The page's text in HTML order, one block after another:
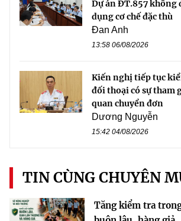
Dự án ĐT.857 không
dụng cơ chế đặc thù
Đan Anh
13:58 06/08/2026
Kiến nghị tiếp tục
đối thoại có sự tham
quan chuyển đơn
Dương Nguyễn
15:42 04/08/2026
TIN CÙNG CHUYÊN
Tăng kiểm tra